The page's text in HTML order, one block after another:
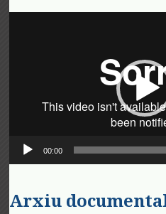
00:00
Arxiu